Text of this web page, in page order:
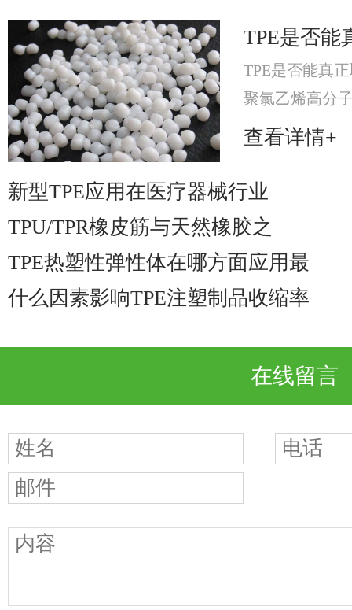
TPE是否能
TPE是否能真
聚氯乙烯高分
分，提升材料
查看详情+
新型TPE应用在医疗器械行业
TPU/TPR橡皮筋与天然橡胶之
TPE热塑性弹性体在哪方面应用最
什么因素影响TPE注塑制品收缩率
在线留言